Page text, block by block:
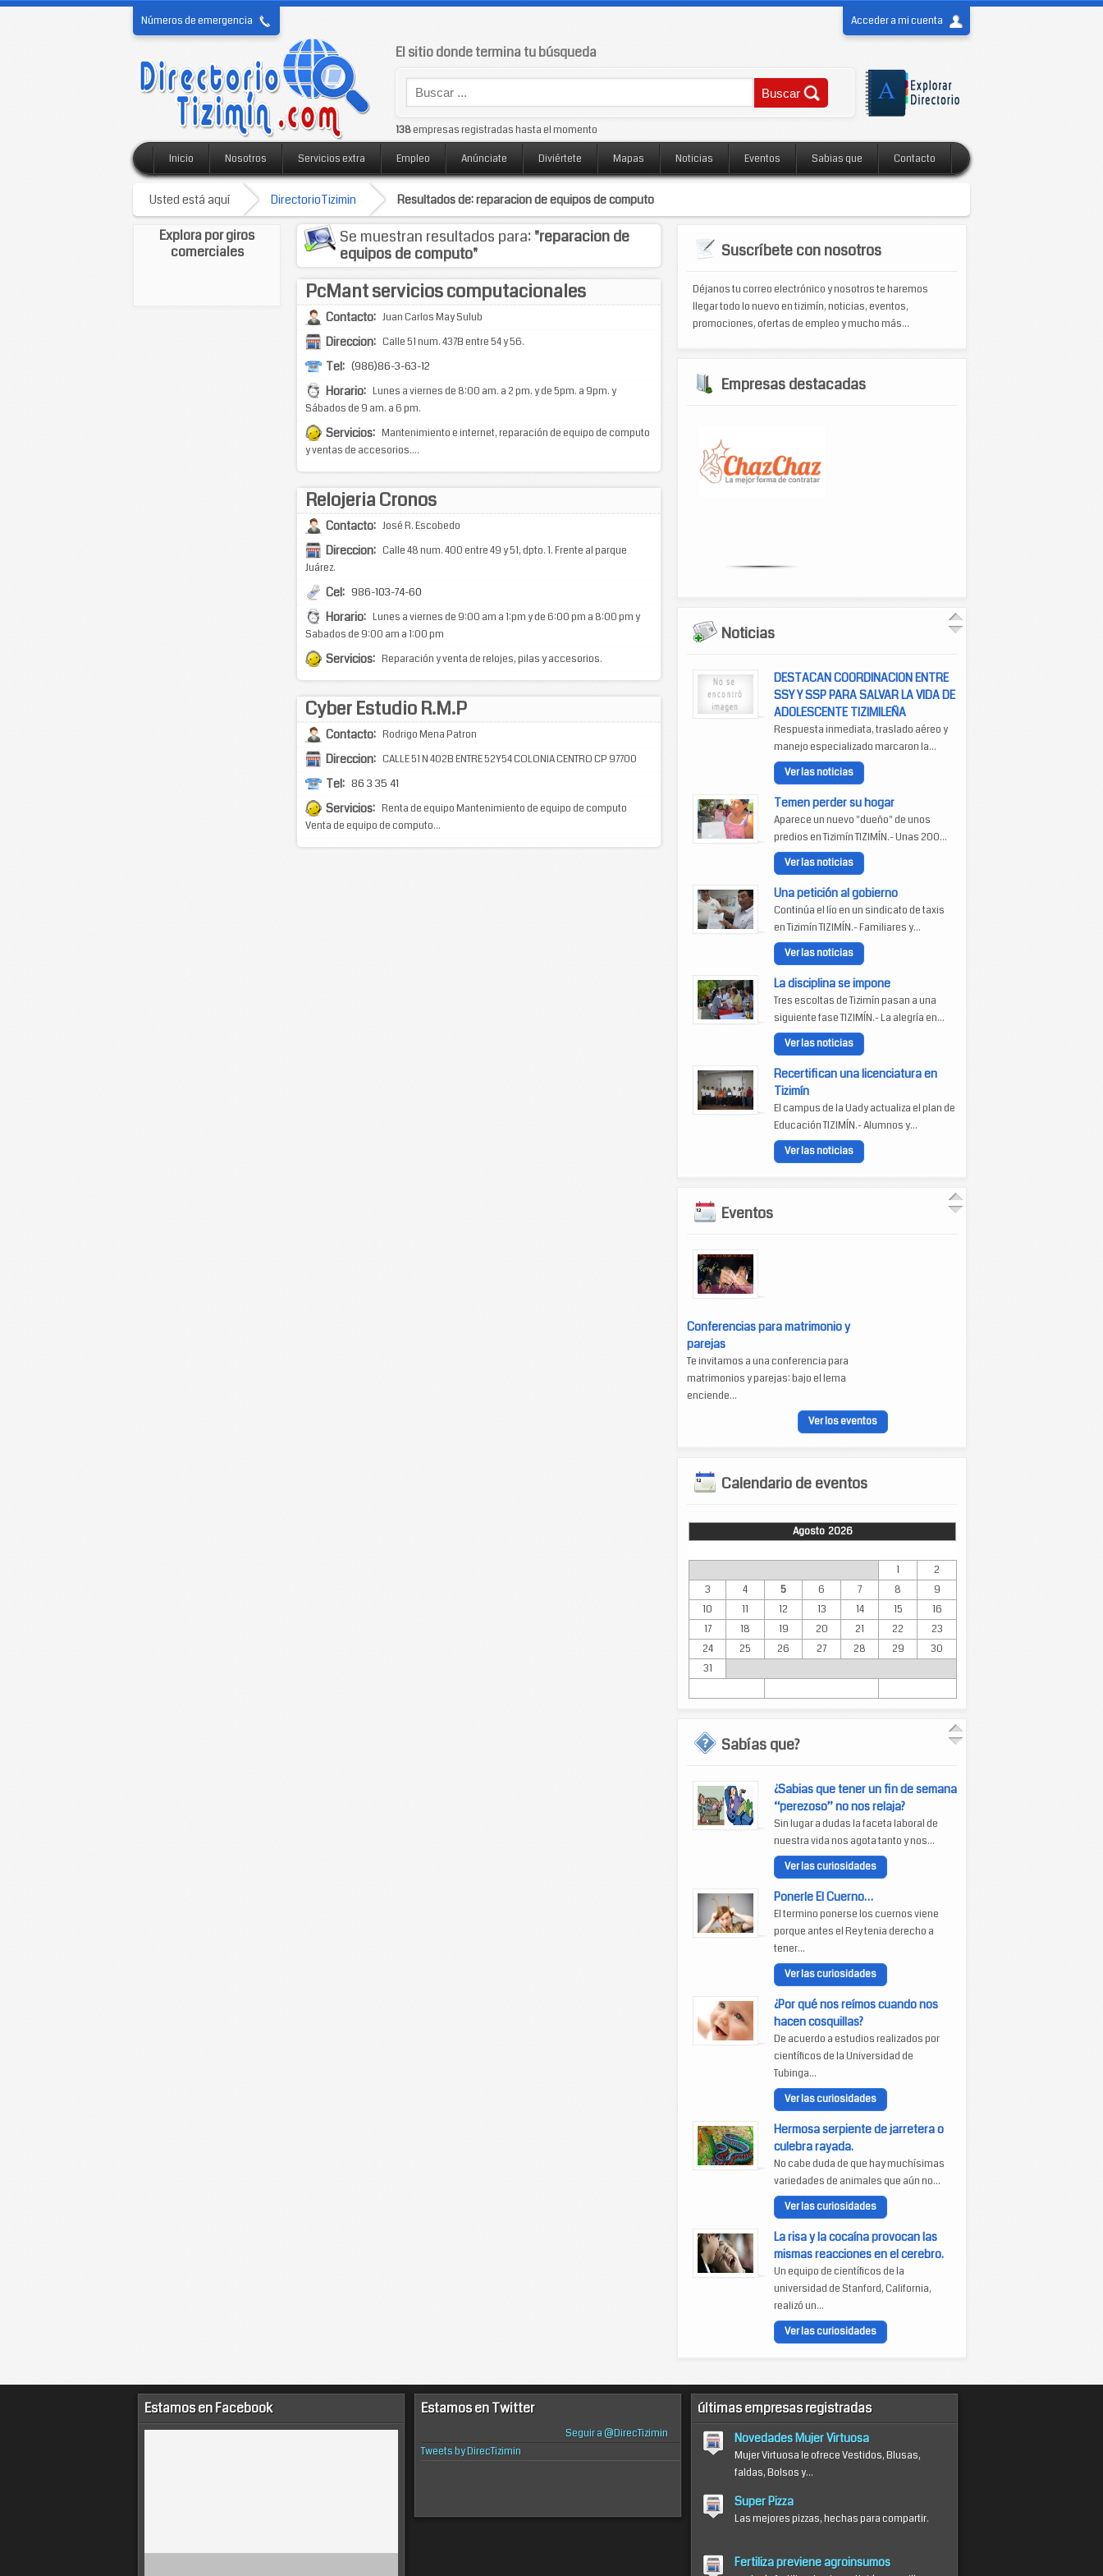
Números de emergencia Acceder a mi cuenta
El sitio donde termina tu búsqueda
138empresas registradas hasta el momento
Inicio Nosotros Servicios extra Empleo Anúnciate Diviértete Mapas Noticias Eventos Sabias que Contacto
Usted está aquí DirectorioTizimin Resultados de: reparacion de equipos de computo
Explora por giros
comerciales
Se muestran resultados para: "reparacion de
equipos de computo"
PcMant servicios computacionales
Contacto: Juan Carlos May Sulub
Direccion: Calle 51 num. 437B entre 54 y 56.
Tel: (986)86-3-63-12
Horario: Lunes a viernes de 8:00 am. a 2 pm. y de 5pm. a 9pm. y
Sábados de 9 am. a 6 pm.
Servicios: Mantenimiento e internet, reparación de equipo de computo
y ventas de accesorios....
Relojeria Cronos
Contacto: José R. Escobedo
Direccion: Calle 48 num. 400 entre 49 y 51, dpto. 1. Frente al parque
Juárez.
Cel: 986-103-74-60
Horario: Lunes a viernes de 9:00 am a 1:pm y de 6:00 pm a 8:00 pm y
Sabados de 9:00 am a 1:00 pm
Servicios: Reparación y venta de relojes, pilas y accesorios.
Cyber Estudio R.M.P
Contacto: Rodrigo Mena Patron
Direccion: CALLE 51 N 402B ENTRE 52Y54 COLONIA CENTRO CP 97700
Tel: 86 3 35 41
Servicios: Renta de equipo Mantenimiento de equipo de computo
Venta de equipo de computo...
Suscríbete con nosotros
Déjanos tu correo electrónico y nosotros te haremos
llegar todo lo nuevo en tizimín, noticias, eventos,
promociones, ofertas de empleo y mucho más...
Empresas destacadas
Noticias
DESTACAN COORDINACION ENTRE
SSY Y SSP PARA SALVAR LA VIDA DE
ADOLESCENTE TIZIMILEÑA
Respuesta inmediata, traslado aéreo y
manejo especializado marcaron la...
Ver las noticias
Temen perder su hogar
Aparece un nuevo "dueño" de unos
predios en Tizimín TIZIMÍN.- Unas 200...
Ver las noticias
Una petición al gobierno
Continúa el lío en un sindicato de taxis
en Tizimín TIZIMÍN.- Familiares y...
Ver las noticias
La disciplina se impone
Tres escoltas de Tizimín pasan a una
siguiente fase TIZIMÍN.- La alegría en...
Ver las noticias
Recertifican una licenciatura en
Tizimín
El campus de la Uady actualiza el plan de
Educación TIZIMÍN.- Alumnos y...
Ver las noticias
Eventos
Conferencias para matrimonio y
parejas
Te invitamos a una conferencia para
matrimonios y parejas: bajo el lema
enciende...
Ver los eventos
Calendario de eventos
Agosto 2026
1
2
3
4 5 6 7 8
9
10
11 12 13 14 15
16
17
18 19 20 21 22
23
24
25 26 27 28 29
30
31
Sabías que?
¿Sabias que tener un fin de semana
“perezoso” no nos relaja?
Sin lugar a dudas la faceta laboral de
nuestra vida nos agota tanto y nos...
Ver las curiosidades
Ponerle El Cuerno…
El termino ponerse los cuernos viene
porque antes el Rey tenia derecho a
tener...
Ver las curiosidades
¿Por qué nos reímos cuando nos
hacen cosquillas?
De acuerdo a estudios realizados por
científicos de la Universidad de
Tubinga...
Ver las curiosidades
Hermosa serpiente de jarretera o
culebra rayada.
No cabe duda de que hay muchísimas
variedades de animales que aún no...
Ver las curiosidades
La risa y la cocaína provocan las
mismas reacciones en el cerebro.
Un equipo de científicos de la
universidad de Stanford, California,
realizó un...
Ver las curiosidades
Estamos en Facebook Estamos en Twitter
Seguir a @DirecTizimin
Tweets by DirecTizimin
últimas empresas registradas
Novedades Mujer Virtuosa
Mujer Virtuosa le ofrece Vestidos, Blusas,
faldas, Bolsos y...
Super Pizza
Las mejores pizzas, hechas para compartir.
Fertiliza previene agroinsumos